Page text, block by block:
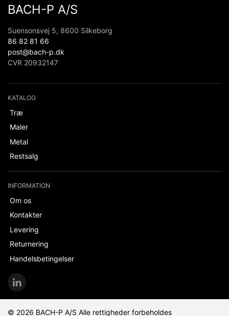
BACH-P A/S
Suensonsvej 5, 8600 Silkeborg
86 82 81 66
post@bach-p.dk
CVR 20932147
KATALOG
Træ
Maler
Metal
Restsalg
INFORMATION
Om os
Kontakter
Levering
Returnering
Handelsbetingelser
© 2026 BACH-P A/S Alle rettigheder forbeholdes